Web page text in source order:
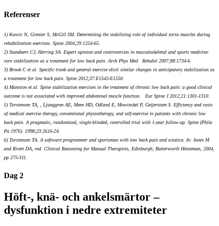
Referenser
1) Kavcic N, Grenier S, McGill SM. Determining the stabilizing role of individual torso muscles during
rehabilitation exercises. Spine 2004;29:1254-65.
2) Standaert CJ, Herring SA. Expert opinion and controversies in musculoskeletal and sports medicine:
core stabilization as a treatment for low back pain. Arch Phys Med Rehabil 2007;88:1734-6
3) Brook C et al. Specific trunk and general exercise elicit similar changes in anticipatory stabilization as
a treatment for low back pain. Spine 2012;37:E1543-E1550.
4) Mannion et.al. Spine stabilization exercises in the treatment of chronic low back pain: a good clinical
outcome is not associated with improved abdominal muscle function. Eur Spine J 2012;21:1301-1310.
5) Torstensen TA, , Ljunggren AE, Meen HD, Odland E, Mowinckel P, Geijerstam S. Efficiency and costs
of medical exercise therapy, conventional physiotherapy, and self-exercise in patients with chronic low
back pain. A pragmatic, randomized, single-blinded, controlled trial with 1-year follow-up. Spine (Phila
Pa 1976). 1998;23:2616-24.
6) Torstensen TA. A software programmer and sportsman with low back pain and sciatica. In: Jones M
and Rivett DA, red. Clinical Reasoning for Manual Therapists, Edinburgh; Butterworth Heineman, 2004,
pp 275-311.
Dag 2
Höft-, knä- och ankelsmärtor –
dysfunktion i nedre extremiteter